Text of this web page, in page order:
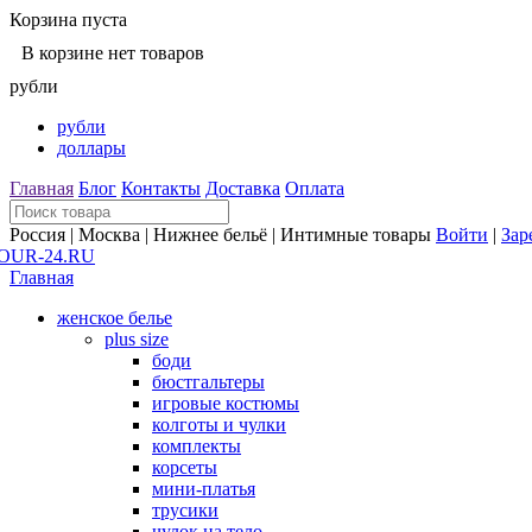
Корзина пуста
В корзине нет товаров
рубли
рубли
доллары
Главная Блог Контакты Доставка Оплата
Россия | Москва | Нижнее бельё | Интимные товары Войти |
Главная
женское белье
plus size
боди
бюстгальтеры
игровые костюмы
колготы и чулки
комплекты
корсеты
мини-платья
трусики